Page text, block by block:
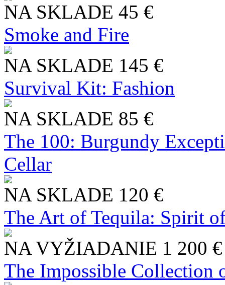
NA SKLADE 45 €
Smoke and Fire
NA SKLADE 145 €
Survival Kit: Fashion
NA SKLADE 85 €
The 100: Burgundy
Cellar
NA SKLADE 120 €
The Art of Tequila: Spirit
NA VYŽIADANIE 1 200 €
The Impossible Collection